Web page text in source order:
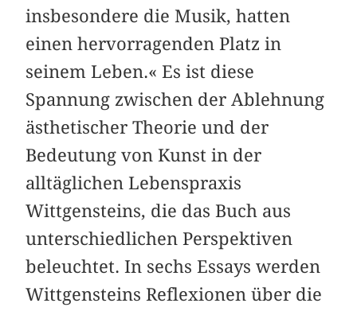
insbesondere die Musik, hatten
einen hervorragenden Platz in
seinem Leben.« Es ist diese
Spannung zwischen der Ablehnung
ästhetischer Theorie und der
Bedeutung von Kunst in der
alltäglichen Lebenspraxis
Wittgensteins, die das Buch aus
unterschiedlichen Perspektiven
beleuchtet. In sechs Essays werden
Wittgensteins Reflexionen über die